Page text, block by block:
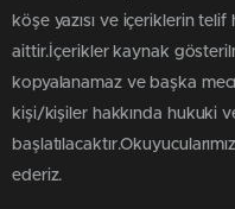
köşe yazısı ve içeriklerin telif
aittir.İçerikler kaynak
kopyalanamaz ve başka
kişi/kişiler hakkında hukuki
ederiz.